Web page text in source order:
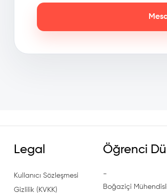
Legal
Kullanıcı Sözleşmesi
Gizlilik (KVKK)
Öğrenci
-
Boğaziçi